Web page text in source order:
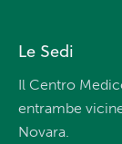
Le Sedi
Il Centro
entrambe
Novara.